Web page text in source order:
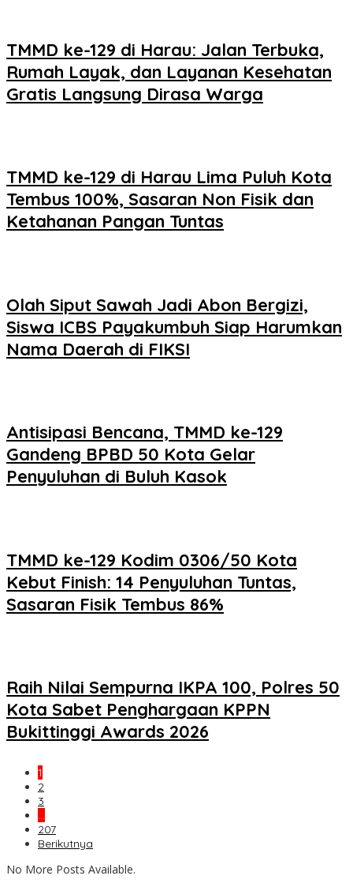
TMMD ke-129 di Harau: Jalan Terbuka,
Rumah Layak, dan Layanan Kesehatan
Gratis Langsung Dirasa Warga
TMMD ke-129 di Harau Lima Puluh Kota
Tembus 100%, Sasaran Non Fisik dan
Ketahanan Pangan Tuntas
Olah Siput Sawah Jadi Abon Bergizi,
Siswa ICBS Payakumbuh Siap Harumkan
Nama Daerah di FIKSI
Antisipasi Bencana, TMMD ke-129
Gandeng BPBD 50 Kota Gelar
Penyuluhan di Buluh Kasok
TMMD ke-129 Kodim 0306/50 Kota
Kebut Finish: 14 Penyuluhan Tuntas,
Sasaran Fisik Tembus 86%
Raih Nilai Sempurna IKPA 100, Polres 50
Kota Sabet Penghargaan KPPN
Bukittinggi Awards 2026
1
2
3
…
207
Berikutnya
No More Posts Available.